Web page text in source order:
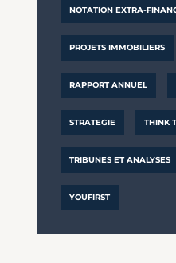
NOTATION EXTRA-
PROJETS IMMOBILIERS
RAPPORT ANNUEL
STRATEGIE THINK
TRIBUNES ET ANALYSES
YOUFIRST